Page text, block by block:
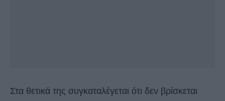
Στα θετικά της συγκαταλέγεται ότι δεν βρίσκεται